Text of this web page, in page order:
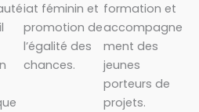
iat féminin et
promotion de
l’égalité des
chances.
formation et
accompagne
ment des
jeunes
porteurs de
projets.